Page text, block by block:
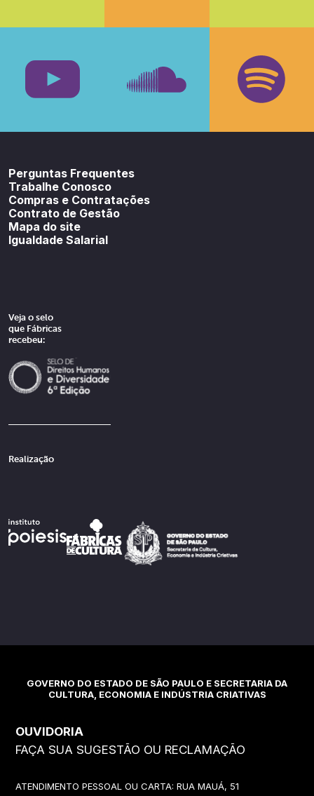
Facebook
Perguntas Frequentes
Trabalhe Conosco
Compras e Contratações
Contrato de Gestão
Mapa do site
Igualdade Salarial
Veja o selo
que Fábricas
recebeu:
Realização
GOVERNO DO ESTADO DE SÃO PAULO E SECRETARIA DA
CULTURA, ECONOMIA E INDÚSTRIA CRIATIVAS
OUVIDORIA
FAÇA SUA SUGESTÃO OU RECLAMAÇÃO
ATENDIMENTO PESSOAL OU CARTA: RUA MAUÁ, 51